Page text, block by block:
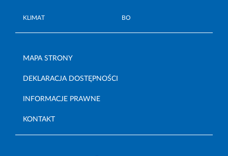
KLIMAT BO
MAPA STRONY
DEKLARACJA DOSTĘPNOŚCI
INFORMACJE PRAWNE
KONTAKT